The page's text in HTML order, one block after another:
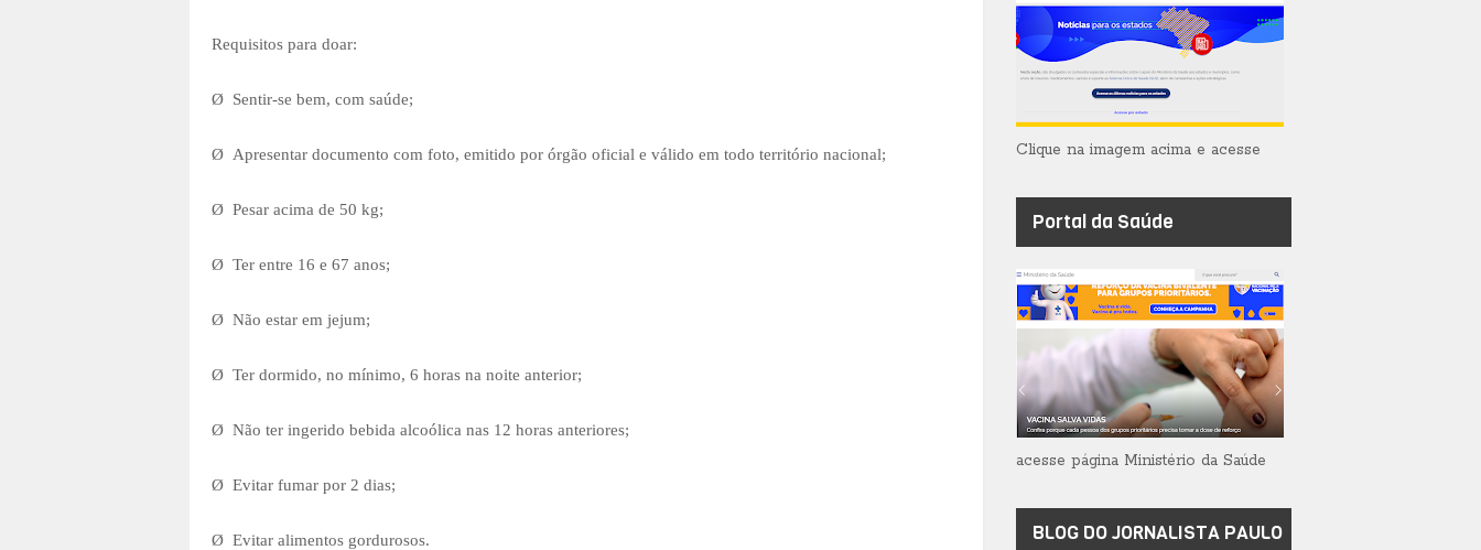
Requisitos para doar:
Ø Sentir-se bem, com saúde;
Ø Apresentar documento com foto, emitido por órgão oficial e válido em todo território nacional;
Ø Pesar acima de 50 kg;
Ø Ter entre 16 e 67 anos;
Ø Não estar em jejum;
Ø Ter dormido, no mínimo, 6 horas na noite anterior;
Ø Não ter ingerido bebida alcoólica nas 12 horas anteriores;
Ø Evitar fumar por 2 dias;
Ø Evitar alimentos gordurosos.
Clique na imagem acima e acesse
Portal da Saúde
acesse página Ministério da Saúde
BLOG DO JORNALISTA PAULO